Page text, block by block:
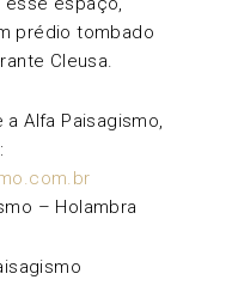
prédio tombado
Cleusa.
Alfa Paisagismo,
– Holambra